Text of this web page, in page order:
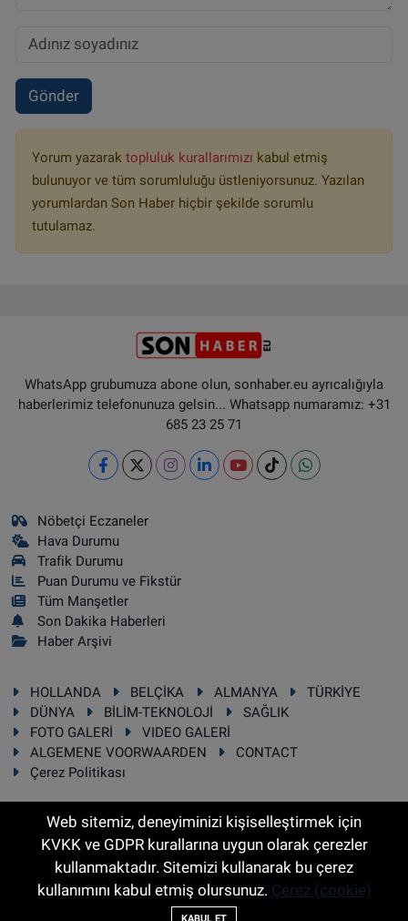
Gönder
Yorum yazarak topluluk kurallarımızı kabul etmiş
bulunuyor ve tüm sorumluluğu üstleniyorsunuz. Yazılan
yorumlardan Son Haber hiçbir şekilde sorumlu
tutulamaz.
WhatsApp grubumuza abone olun, sonhaber.eu ayrıcalığıyla
haberlerimiz telefonunuza gelsin... Whatsapp numaramız: +31
685 23 25 71
Nöbetçi Eczaneler
Hava Durumu
Trafik Durumu
Puan Durumu ve Fikstür
Tüm Manşetler
Son Dakika Haberleri
Haber Arşivi
HOLLANDA BELÇİKA ALMANYA
TÜRKİYE
DÜNYA
BİLİM-TEKNOLOJİ
SAĞLIK
FOTO GALERİ
VIDEO GALERİ
ALGEMENE VOORWAARDEN
CONTACT
Çerez Politikası
RSS Copyright © 2025 Sonhaber.eu Her hakkı saklıdır.
Haber Yazılımı:TE Bilişim
Web sitemiz, deneyiminizi kişiselleştirmek için
KVKK ve GDPR kurallarına uygun olarak çerezler
kullanmaktadır. Sitemizi kullanarak bu çerez
kullanımını kabul etmiş olursunuz. Çerez (cookie)